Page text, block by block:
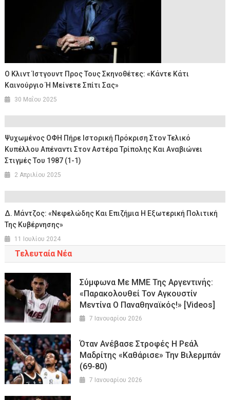
Ο Κλιντ Ίστγουντ Προς Τους Σκηνοθέτες: «Κάντε Κάτι
Καινούργιο Ή Μείνετε Σπίτι Σας»
30 Μαΐου 2025
Ψυχωμένος ΟΦΗ Πήρε Ιστορική Πρόκριση Στον Τελικό
Κυπέλλου Απέναντι Στον Αστέρα Τρίπολης Και Αναβιώνει
Στιγμές Του 1987 (1-1)
2 Απριλίου 2025
Δ. Μάντζος: «Νεφελώδης Και Επιζήμια Η Εξωτερική Πολιτική
Της Κυβέρνησης»
11 Ιουλίου 2024
Τελευταία Νέα
Σύμφωνα Με ΜΜΕ Της Αργεντινής:
«Παρακολουθεί Τον Αγκουστίν
Μεντίνα Ο Παναθηναϊκός!» [Videos]
7 Ιανουαρίου 2026
Όταν Ανέβασε Στροφές Η Ρεάλ
Μαδρίτης «καθάρισε» Την Βιλερμπάν
(69-80)
7 Ιανουαρίου 2026